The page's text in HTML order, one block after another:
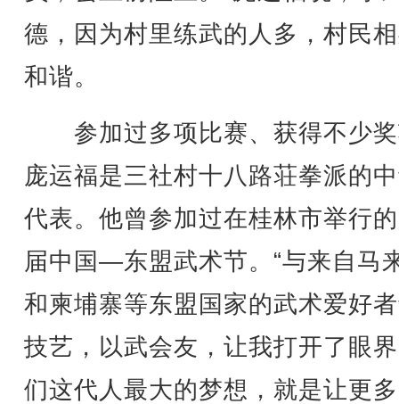
德，因为村里练武的人多，村民
和谐。
参加过多项比赛、获得不少
庞运福是三社村十八路荘拳派的
代表。他曾参加过在桂林市举行
届中国—东盟武术节。“与来自马
和柬埔寨等东盟国家的武术爱好
技艺，以武会友，让我打开了眼
们这代人最大的梦想，就是让更